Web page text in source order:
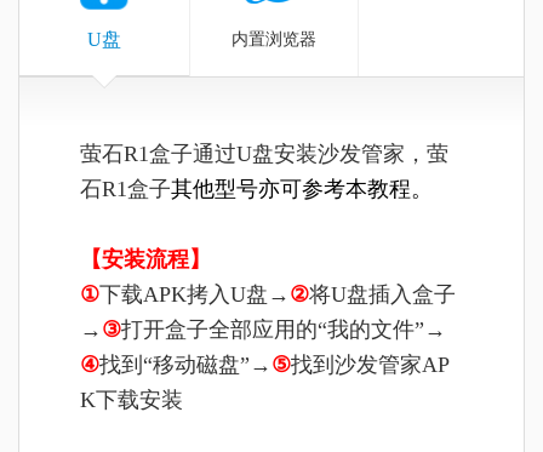
U盘 内置浏览器
萤石R1盒子通过U盘安装沙发管家， 萤
石R1盒子其他型号亦可参考本教程。
【安装流程】
①下载APK拷入U盘→ ②将U盘插入盒子
→ ③打开盒子全部应用的“我的文件”→
④找到“移动磁盘”→ ⑤找到沙发管家AP
K下载安装